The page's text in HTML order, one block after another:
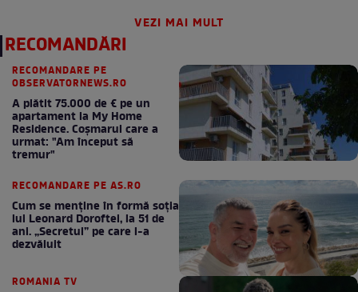
VEZI MAI MULT
RECOMANDĂRI
RECOMANDARE PE
OBSERVATORNEWS.RO
A plătit 75.000 de € pe un
apartament la My Home
Residence. Coşmarul care a
urmat: "Am început să
tremur"
RECOMANDARE PE AS.RO
Cum se menţine în formă soţia
lui Leonard Doroftei, la 51 de
ani. „Secretul” pe care l-a
dezvăluit
ROMANIA TV